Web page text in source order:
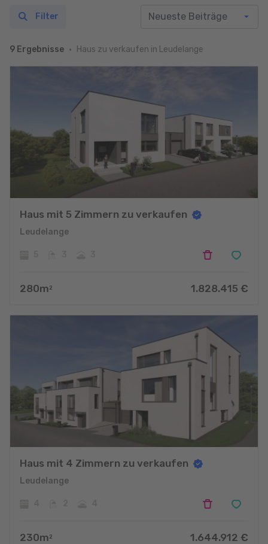
9 Ergebnisse Haus zu verkaufen in Leudelange
Filter
Haus mit 5 Zimmern zu verkaufen
Leudelange
280m 2 1.828.415 €
Haus mit 4 Zimmern zu verkaufen
Leudelange
230m 2 1.644.912 €